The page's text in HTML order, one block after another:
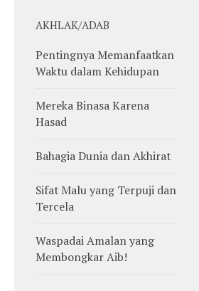
AKHLAK/ADAB
Pentingnya Memanfaatkan
Waktu dalam Kehidupan
Mereka Binasa Karena
Hasad
Bahagia Dunia dan Akhirat
Sifat Malu yang Terpuji dan
Tercela
Waspadai Amalan yang
Membongkar Aib!